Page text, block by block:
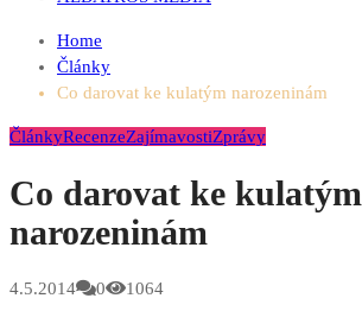
Home
Články
Co darovat ke kulatým narozeninám
ČlánkyRecenzeZajímavostiZprávy
Co darovat ke kulatým
narozeninám
4.5.2014 0 1064